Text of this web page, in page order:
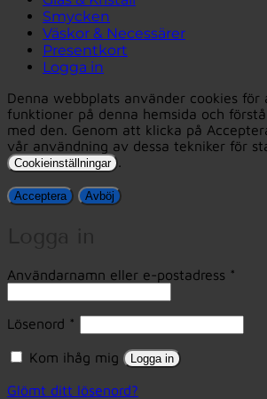
Smycken
Väskor & Necessärer
Presentkort
Logga in
Denna webbplats använder cookies
funktioner på denna hemsida och
med den. Genom att klicka på
vår användning av dessa tekniker för
Cookieinställningar .
Acceptera Avböj
Användarnamn eller e-postadress *
Lösenord *
Kom ihåg mig Logga in
Glömt ditt lösenord?